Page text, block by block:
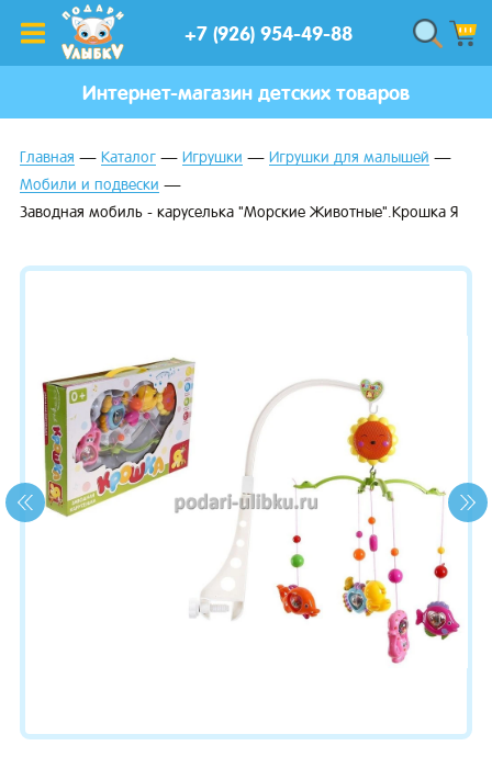
+7 (926) 954-49-88
Интернет-магазин детских товаров
Главная Каталог Игрушки
Игрушки для малышей
Мобили и подвески
Заводная мобиль - каруселька "Морские Животные".Крошка Я